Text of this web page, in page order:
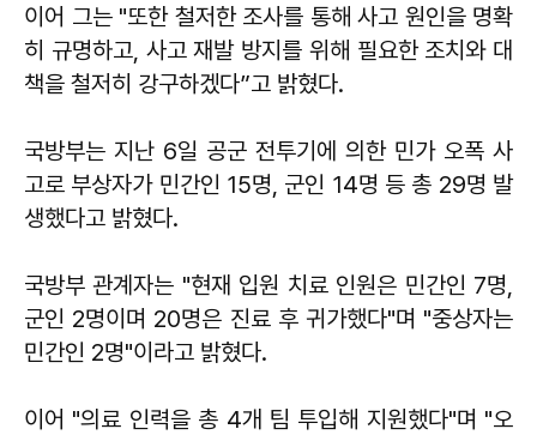
이어 그는 "또한 철저한 조사를 통해 사고 원인을 명확
히 규명하고, 사고 재발 방지를 위해 필요한 조치와 대
책을 철저히 강구하겠다”고 밝혔다.
국방부는 지난 6일 공군 전투기에 의한 민가 오폭 사
고로 부상자가 민간인 15명, 군인 14명 등 총 29명 발
생했다고 밝혔다.
국방부 관계자는 "현재 입원 치료 인원은 민간인 7명,
군인 2명이며 20명은 진료 후 귀가했다"며 "중상자는
민간인 2명"이라고 밝혔다.
이어 "의료 인력을 총 4개 팀 투입해 지원했다"며 "오